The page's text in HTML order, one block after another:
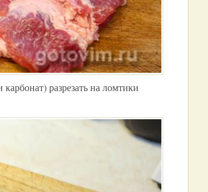
разрезать на ломтики